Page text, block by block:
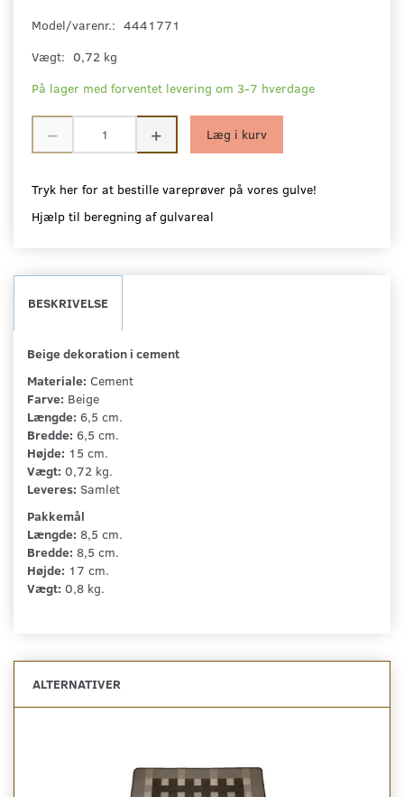
Model/varenr.: 4441771
Vægt: 0,72 kg
På lager med forventet levering om 3-7 hverdage
Læg i kurv
Tryk her for at bestille vareprøver på vores gulve!
Hjælp til beregning af gulvareal
BESKRIVELSE
Beige dekoration i cement
Materiale: Cement
Farve: Beige
Længde: 6,5 cm.
Bredde: 6,5 cm.
Højde: 15 cm.
Vægt: 0,72 kg.
Leveres: Samlet
Pakkemål
Længde: 8,5 cm.
Bredde: 8,5 cm.
Højde: 17 cm.
Vægt: 0,8 kg.
ALTERNATIVER